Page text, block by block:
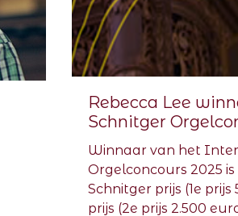
Rebecca Lee
Schnitger
Winnaar van het
Orgelconcours 2025
Schnitger prijs (1e
prijs (2e prijs 2.500